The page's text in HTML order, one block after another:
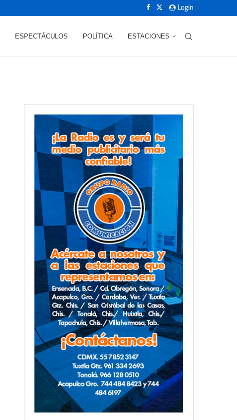
Login
ESPECTÁCULOS POLÍTICA ESTACIONES